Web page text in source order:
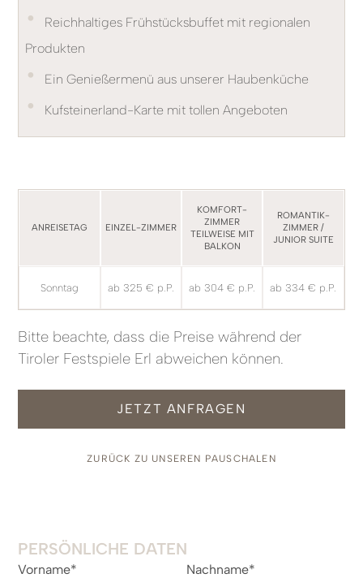
•
Reichhaltiges Frühstücksbuffet mit regionalen
Produkten
• Ein Genießermenü aus unserer Haubenküche
• Kufsteinerland-Karte mit tollen Angeboten
ANREISETAG EINZEL-ZIMMER
KOMFORT-
ZIMMER
TEILWEISE MIT
BALKON
ROMANTIK-
ZIMMER /
JUNIOR SUITE
Sonntag ab 325 € p.P. ab 304 € p.P. ab 334 € p.P.
Bitte beachte, dass die Preise während der
Tiroler Festspiele Erl abweichen können.
JETZT ANFRAGEN
ZURÜCK ZU UNSEREN PAUSCHALEN
PERSÖNLICHE DATEN
Vorname* Nachname*